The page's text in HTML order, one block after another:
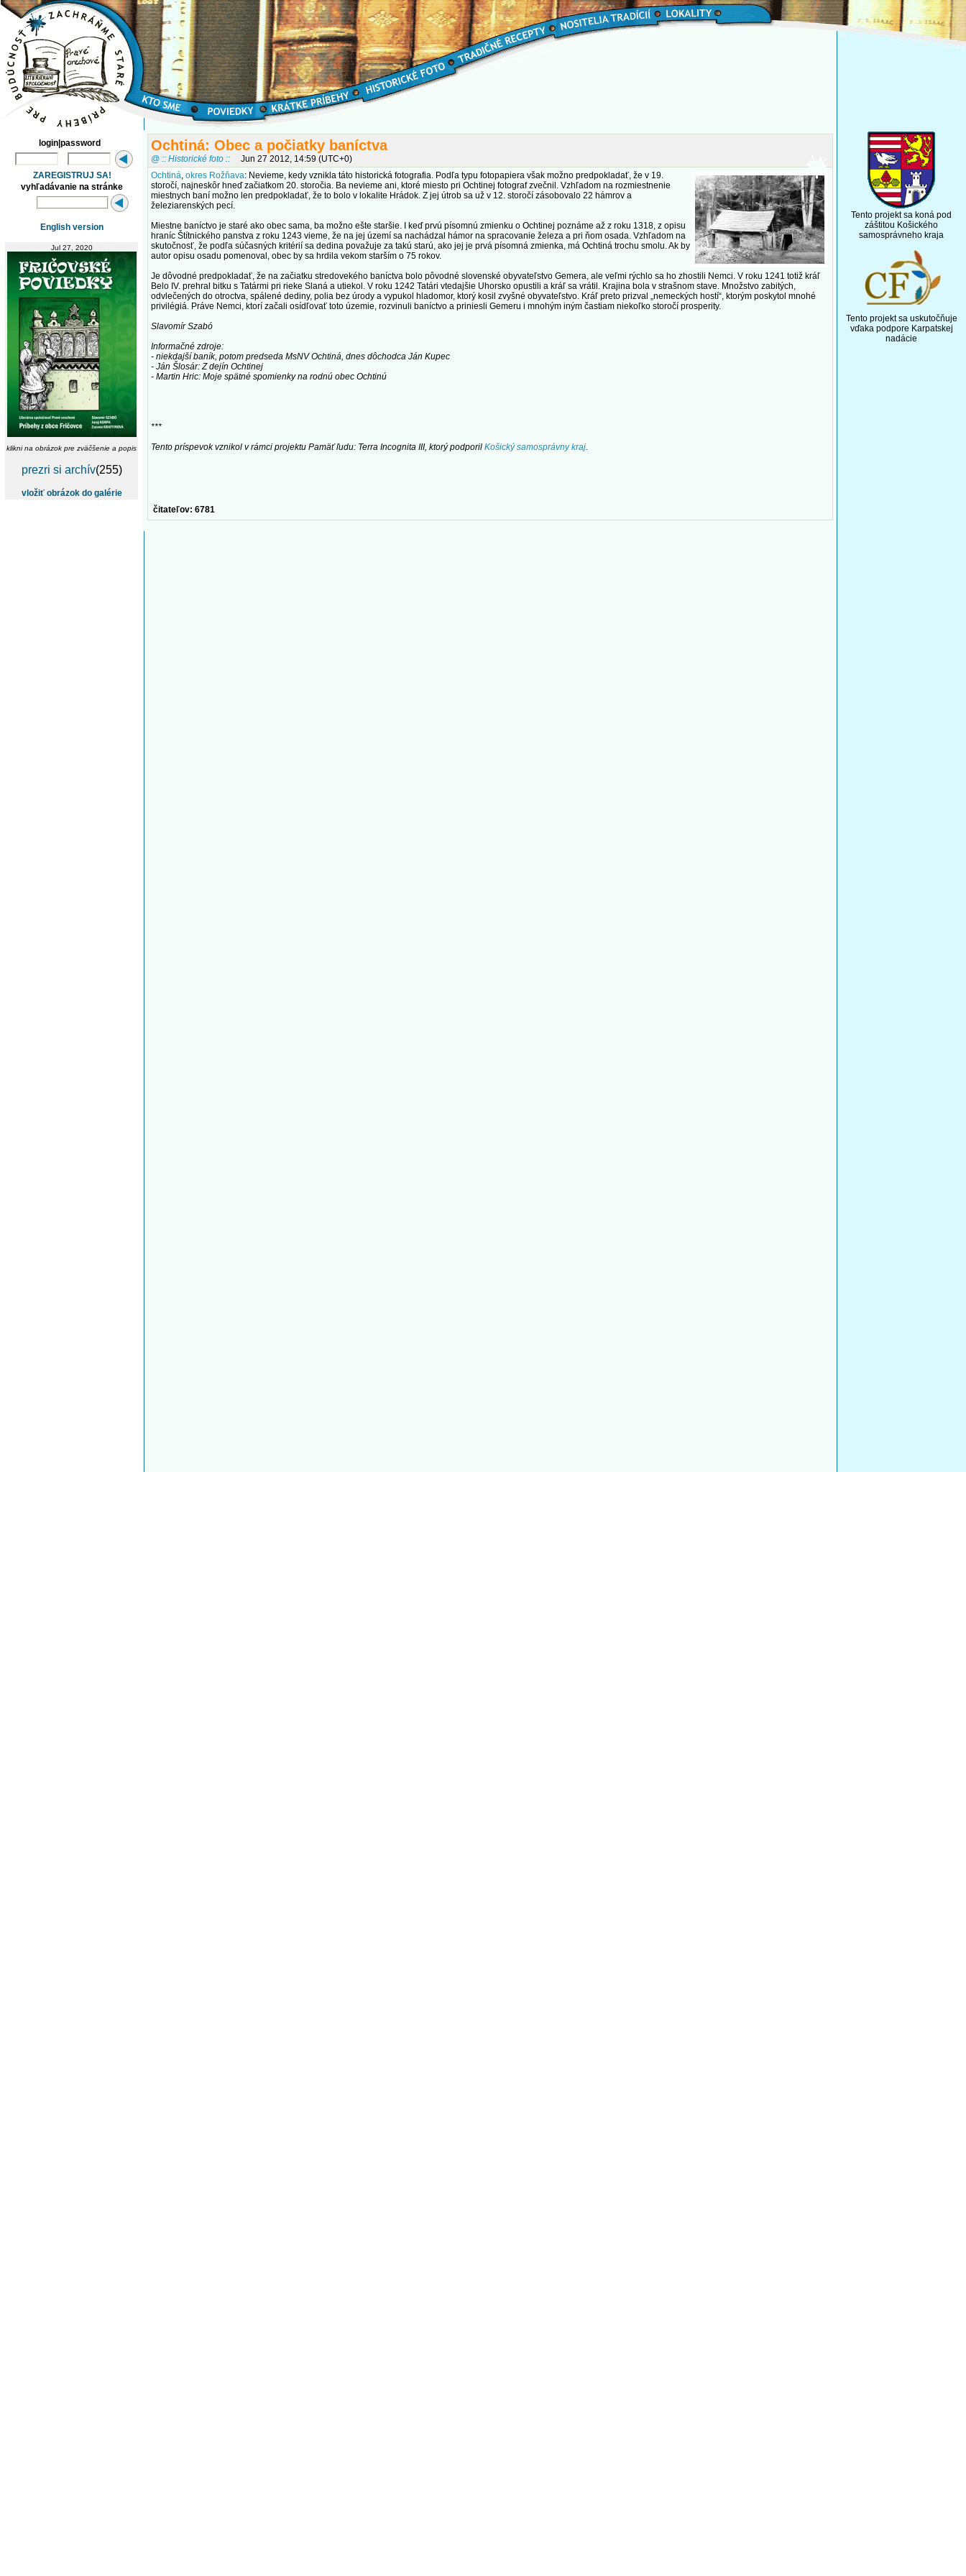
login|password
ZAREGISTRUJ SA!
vyhľadávanie na stránke
English version
Jul 27, 2020
klikni na obrázok pre zväčšenie a popis
prezri si archív(255)
vložiť obrázok do galérie
Ochtiná: Obec a počiatky baníctva
@ :: Historické foto ::
Jun 27 2012, 14:59 (UTC+0)
Ochtiná, okres Rožňava: Nevieme, kedy vznikla táto historická fotografia. Podľa typu fotopapiera však možno predpokladať, že v 19.
storočí, najneskôr hneď začiatkom 20. storočia. Ba nevieme ani, ktoré miesto pri Ochtinej fotograf zvečnil. Vzhľadom na rozmiestnenie
miestnych baní možno len predpokladať, že to bolo v lokalite Hrádok. Z jej útrob sa už v 12. storočí zásobovalo 22 hámrov a
železiarenských pecí.
Miestne baníctvo je staré ako obec sama, ba možno ešte staršie. I keď prvú písomnú zmienku o Ochtinej poznáme až z roku 1318, z opisu
hraníc Štítnického panstva z roku 1243 vieme, že na jej území sa nachádzal hámor na spracovanie železa a pri ňom osada. Vzhľadom na
skutočnosť, že podľa súčasných kritérií sa dedina považuje za takú starú, ako jej je prvá písomná zmienka, má Ochtiná trochu smolu. Ak by
autor opisu osadu pomenoval, obec by sa hrdila vekom starším o 75 rokov.
Je dôvodné predpokladať, že na začiatku stredovekého baníctva bolo pôvodné slovenské obyvateľstvo Gemera, ale veľmi rýchlo sa ho zhostili Nemci. V roku 1241 totiž kráľ
Belo IV. prehral bitku s Tatármi pri rieke Slaná a utiekol. V roku 1242 Tatári vtedajšie Uhorsko opustili a kráľ sa vrátil. Krajina bola v strašnom stave. Množstvo zabitých,
odvlečených do otroctva, spálené dediny, polia bez úrody a vypukol hladomor, ktorý kosil zvyšné obyvateľstvo. Kráľ preto prizval „nemeckých hostí“, ktorým poskytol mnohé
privilégiá. Práve Nemci, ktorí začali osídľovať toto územie, rozvinuli baníctvo a priniesli Gemeru i mnohým iným častiam niekoľko storočí prosperity.
Slavomír Szabó
Informačné zdroje:
- niekdajší baník, potom predseda MsNV Ochtiná, dnes dôchodca Ján Kupec
- Ján Šlosár: Z dejín Ochtinej
- Martin Hric: Moje spätné spomienky na rodnú obec Ochtinú
***
Tento príspevok vznikol v rámci projektu Pamäť ľudu: Terra Incognita III, ktorý podporil Košický samosprávny kraj.
čitateľov: 6781
Tento projekt sa koná pod
záštitou Košického
samosprávneho kraja
Tento projekt sa uskutočňuje
vďaka podpore Karpatskej
nadácie